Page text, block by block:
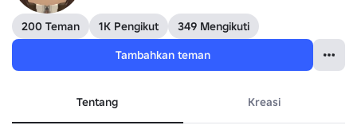
200 Teman 1K Pengikut
349 Mengikuti
Tambahkan teman
Tentang Kreasi